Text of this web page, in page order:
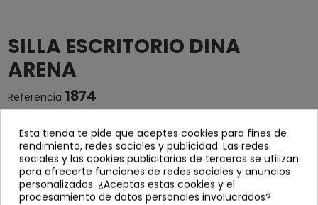
SILLA ESCRITORIO DINA
ARENA
Referencia 1874
Silla de escritorio Dina en tejido color arena.
Alto: 85-92 cm
Ancho: 48cm
Profundo: 59.50cm
Esta tienda te pide que aceptes cookies para fines de
rendimiento, redes sociales y publicidad. Las redes
sociales y las cookies publicitarias de terceros se utilizan
para ofrecerte funciones de redes sociales y anuncios
personalizados. ¿Aceptas estas cookies y el
procesamiento de datos personales involucrados?